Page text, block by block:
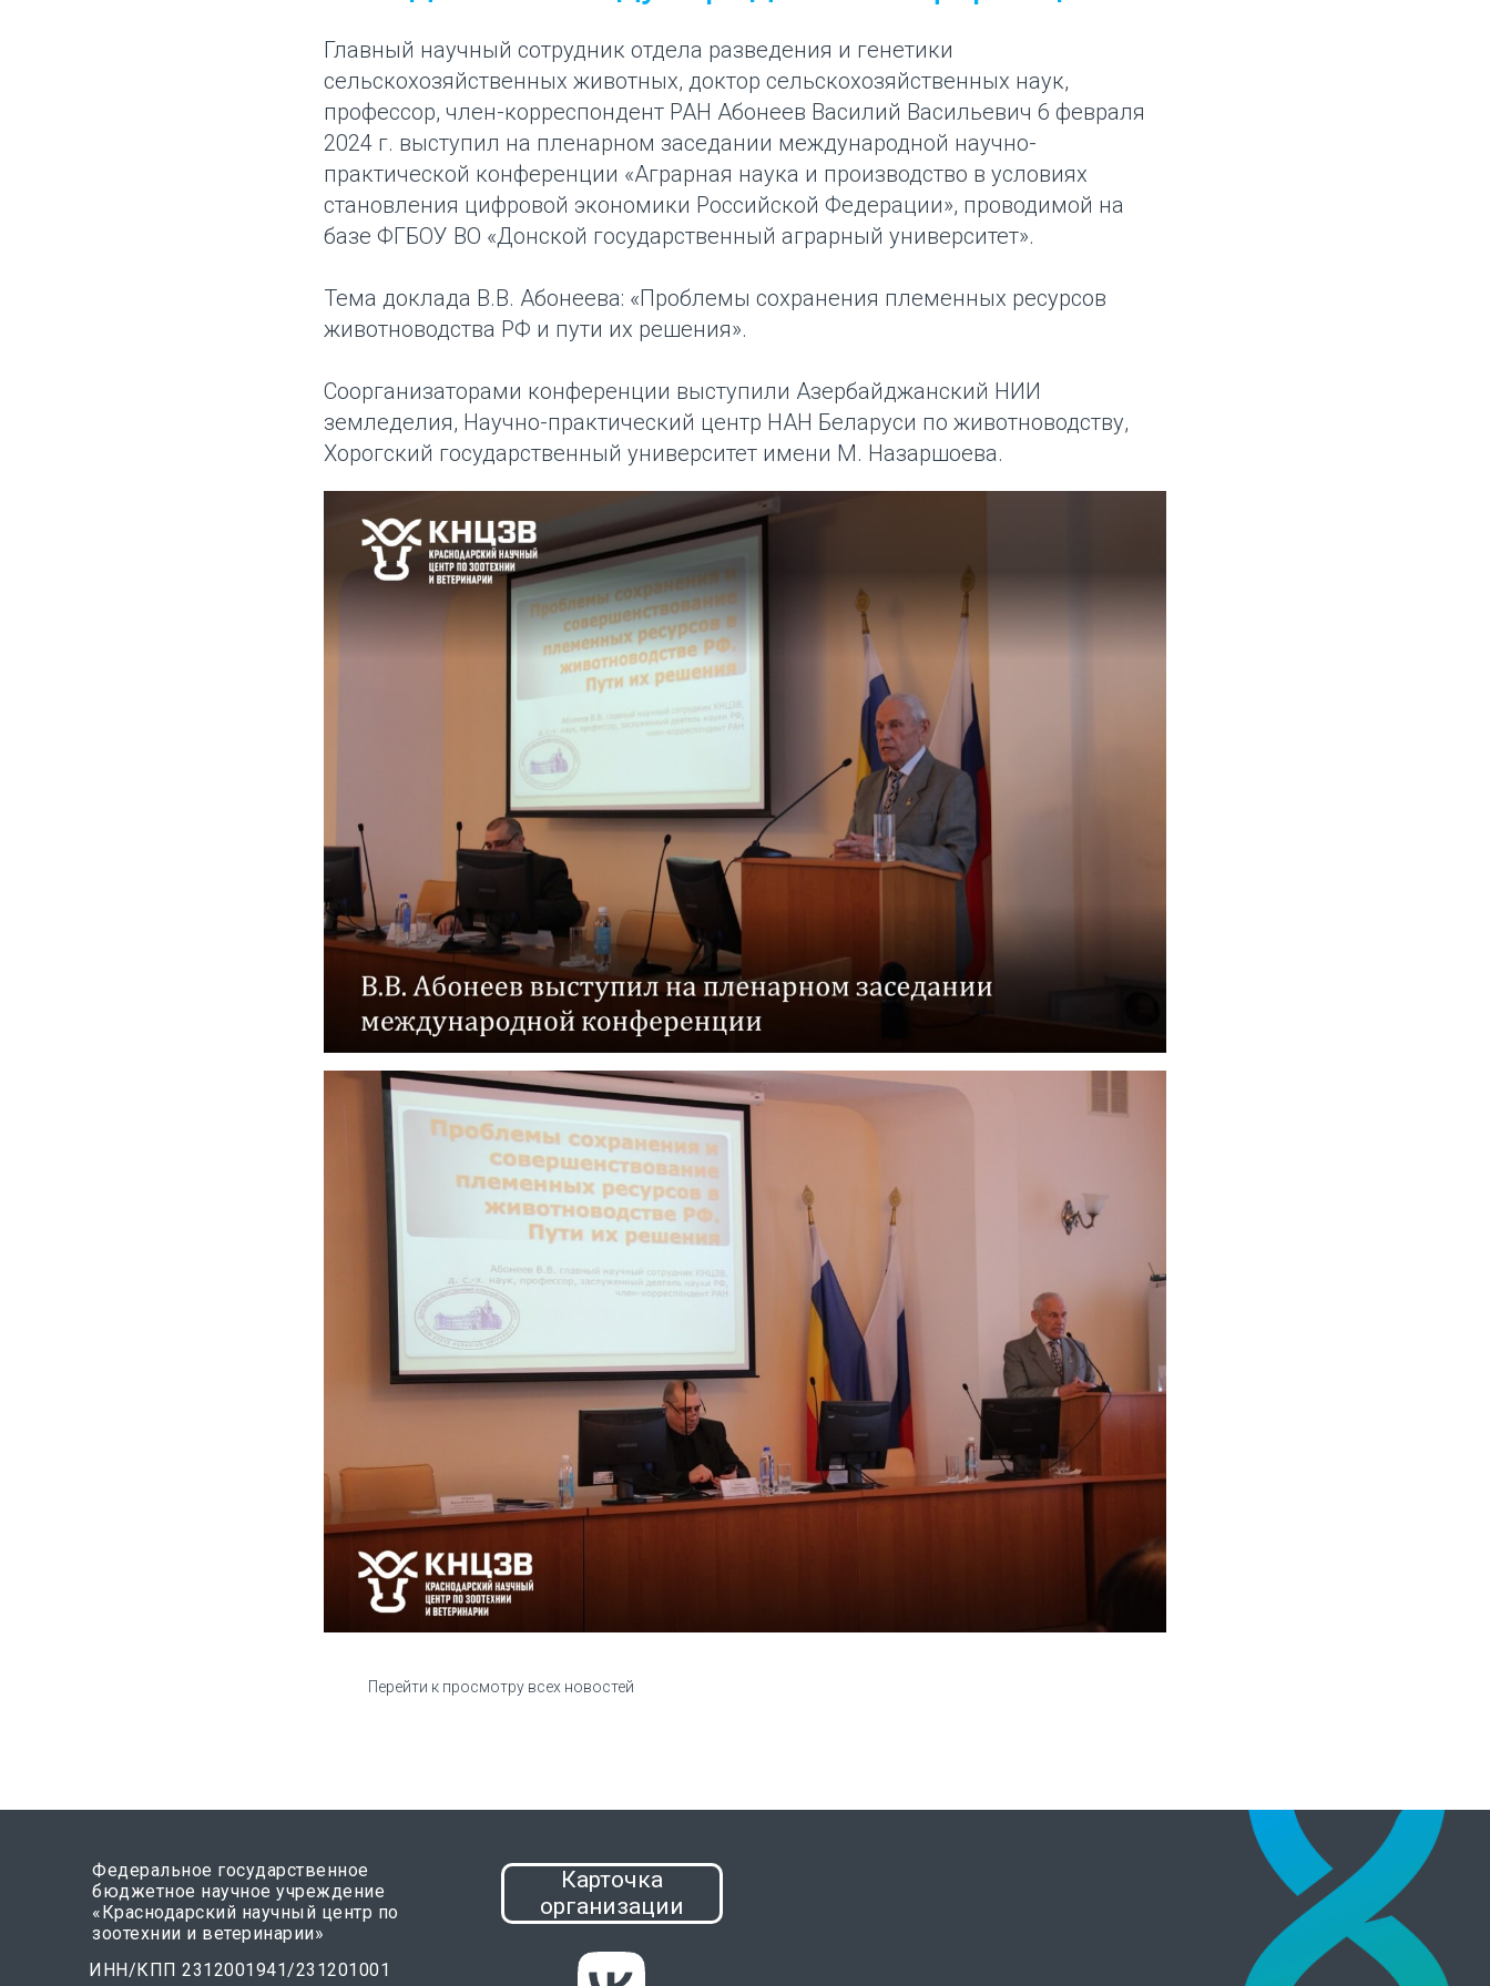
Главный научный сотрудник отдела разведения и генетики
сельскохозяйственных животных, доктор сельскохозяйственных наук,
профессор, член-корреспондент РАН Абонеев Василий Васильевич 6 февраля
2024 г. выступил на пленарном заседании международной научно-
практической конференции «Аграрная наука и производство в условиях
становления цифровой экономики Российской Федерации», проводимой на
базе ФГБОУ ВО «Донской государственный аграрный университет».
Тема доклада В.В. Абонеева: «Проблемы сохранения племенных ресурсов
животноводства РФ и пути их решения».
Соорганизаторами конференции выступили Азербайджанский НИИ
земледелия, Научно-практический центр НАН Беларуси по животноводству,
Хорогский государственный университет имени М. Назаршоева.
Перейти к просмотру всех новостей
ИНН/КПП 2312001941/231201001
Федеральное государственное
бюджетное научное учреждение
«Краснодарский научный центр по
зоотехнии и ветеринарии»
Карточка
организации